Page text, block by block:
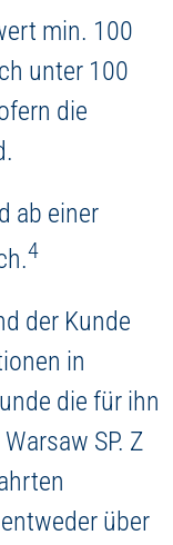
min. 100
unter 100
die
ab einer
4
der Kunde
in
die für ihn
SP. Z
über